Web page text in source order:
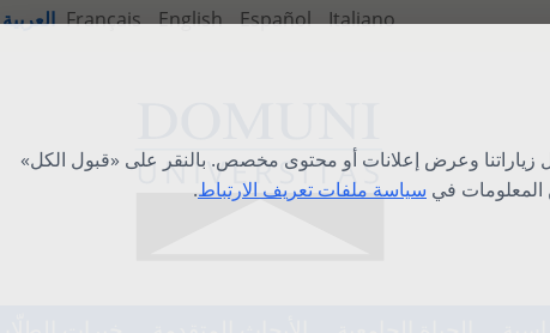
زياراتنا وعرض إعلانات أو محتوى مخصص. بالنقر على «قبول الكل»
المعلومات في سياسة ملفات تعريف الارتباط.
Français English Español Italiano العربية